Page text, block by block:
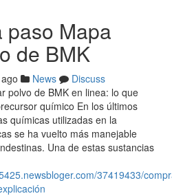
paso Mapa
de BMK
News
Discuss
polvo de BMK en linea: lo que
químico En los últimos
químicas utilizadas en la
se ha vuelto más manejable
Una de estas sustancias
37419433/